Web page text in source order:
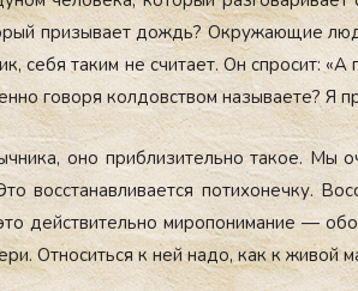
при­зыва­ет дождь? Ок­ру­жа­ющие
се­бя та­ким не счи­та­ет. Он спро­сит:
го­воря кол­довс­твом на­зыва­ете? Я
оно приб­ли­зитель­но та­кое. Мы
вос­ста­нав­ли­ва­ет­ся по­тихо­неч­ку.
дей­стви­тель­но ми­ропо­нима­ние —
От­но­сить­ся к ней на­до, как к жи­вой